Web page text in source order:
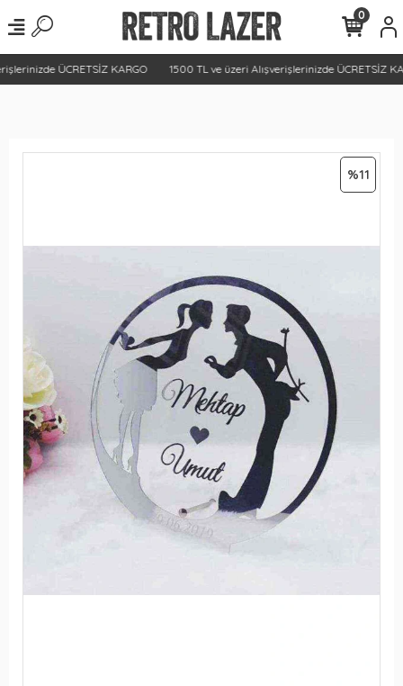
ÜCRETSİZ KARGO 1500 TL ve üzeri Alışverişlerinizde ÜCRETSİZ
0
%11